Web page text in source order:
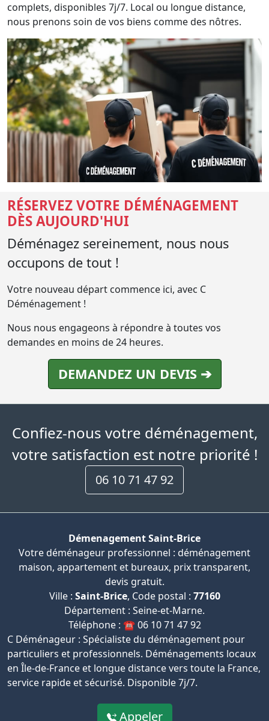
complets, disponibles 7j/7. Local ou longue distance,
nous prenons soin de vos biens comme des nôtres.
RÉSERVEZ VOTRE DÉMÉNAGEMENT
DÈS AUJOURD'HUI
Déménagez sereinement, nous nous
occupons de tout !
Votre nouveau départ commence ici, avec C
Déménagement !
Nous nous engageons à répondre à toutes vos
demandes en moins de 24 heures.
DEMANDEZ UN DEVIS ➔
Confiez-nous votre déménagement,
votre satisfaction est notre priorité !
06 10 71 47 92
Démenagement Saint-Brice
Votre déménageur professionnel : déménagement
maison, appartement et bureaux, prix transparent,
devis gratuit.
Ville : Saint-Brice, Code postal : 77160
Département : Seine-et-Marne.
Téléphone : ☎️ 06 10 71 47 92
C Déménageur : Spécialiste du déménagement pour
particuliers et professionnels. Déménagements locaux
en Île-de-France et longue distance vers toute la France,
service rapide et sécurisé. Disponible 7j/7.
Appeler